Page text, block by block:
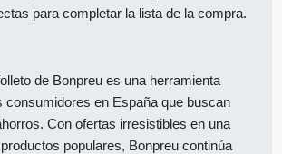
para completar la lista de la compra.
de Bonpreu es una herramienta
consumidores en España que buscan
Con ofertas irresistibles en una
populares, Bonpreu continúa